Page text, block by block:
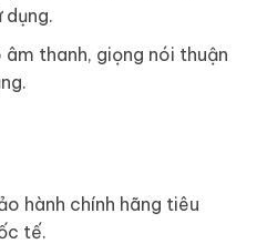
dụng.
âm thanh, giọng nói thuận
hành chính hãng tiêu
tế.